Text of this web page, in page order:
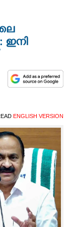
ഇനി
ENGLISH VERSION